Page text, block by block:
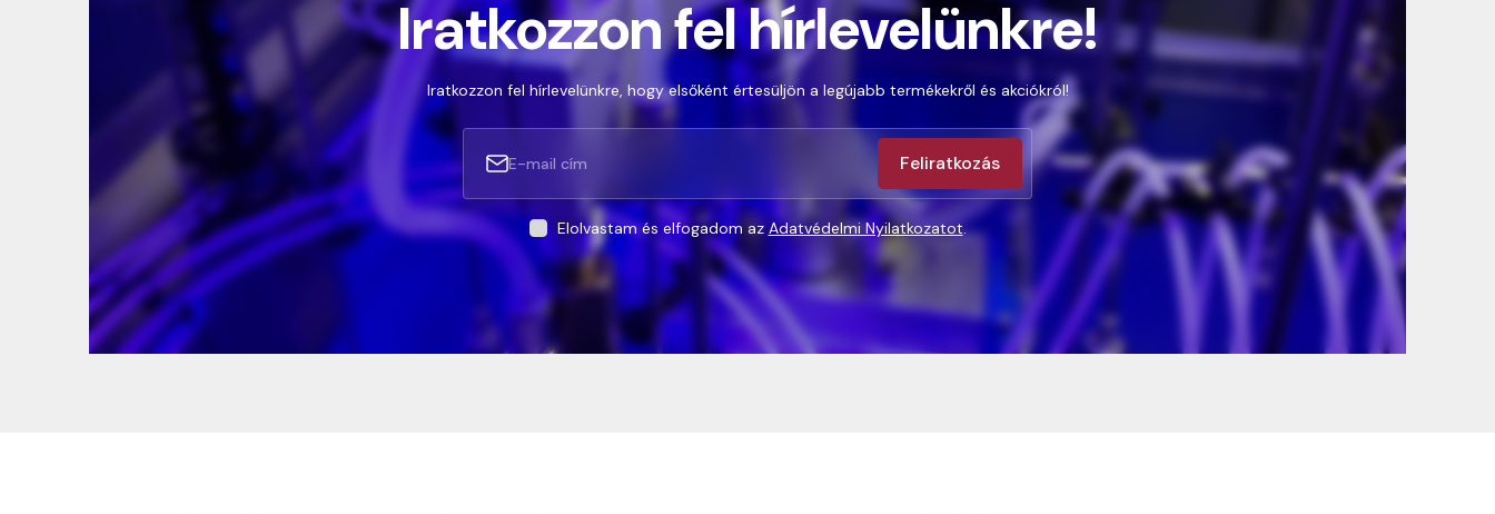
Iratkozzon fel hírlevelünkre!
Iratkozzon fel hírlevelünkre, hogy elsőként értesüljön a legújabb termékekről és akciókról!
Feliratkozás
Elolvastam és elfogadom azAdatvédelmi Nyilatkozatot.